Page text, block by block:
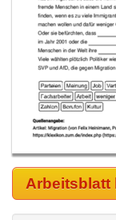
Arbeitsblatt